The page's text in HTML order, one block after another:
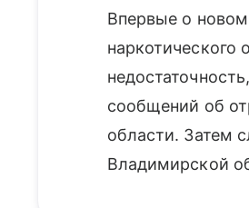
Впервые о
наркотического
сообщений об
области. Затем
Владимирской